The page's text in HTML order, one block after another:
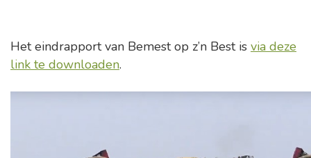
Het eindrapport van Bemest op z’n Best is via deze
link te downloaden.